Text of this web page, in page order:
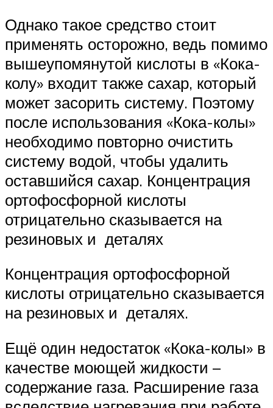
Однако такое средство стоит
применять осторожно, ведь помимо
вышеупомянутой кислоты в «Кока-
колу» входит также сахар, который
может засорить систему. Поэтому
после использования «Кока-колы»
необходимо повторно очистить
систему водой, чтобы удалить
оставшийся сахар. Концентрация
ортофосфорной кислоты
отрицательно сказывается на
резиновых и деталях
Концентрация ортофосфорной
кислоты отрицательно сказывается
на резиновых и деталях.
Ещё один недостаток «Кока-колы» в
качестве моющей жидкости –
содержание газа. Расширение газа